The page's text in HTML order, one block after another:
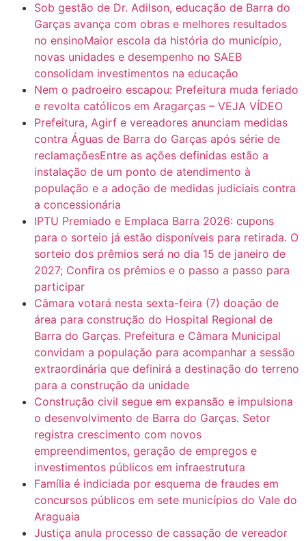
Sob gestão de Dr. Adilson, educação de Barra do
Garças avança com obras e melhores resultados
no ensinoMaior escola da história do município,
novas unidades e desempenho no SAEB
consolidam investimentos na educação
Nem o padroeiro escapou: Prefeitura muda feriado
e revolta católicos em Aragarças – VEJA VÍDEO
Prefeitura, Agirf e vereadores anunciam medidas
contra Águas de Barra do Garças após série de
reclamaçõesEntre as ações definidas estão a
instalação de um ponto de atendimento à
população e a adoção de medidas judiciais contra
a concessionária
IPTU Premiado e Emplaca Barra 2026: cupons
para o sorteio já estão disponíveis para retirada. O
sorteio dos prêmios será no dia 15 de janeiro de
2027; Confira os prêmios e o passo a passo para
participar
Câmara votará nesta sexta-feira (7) doação de
área para construção do Hospital Regional de
Barra do Garças. Prefeitura e Câmara Municipal
convidam a população para acompanhar a sessão
extraordinária que definirá a destinação do terreno
para a construção da unidade
Construção civil segue em expansão e impulsiona
o desenvolvimento de Barra do Garças. Setor
registra crescimento com novos
empreendimentos, geração de empregos e
investimentos públicos em infraestrutura
Família é indiciada por esquema de fraudes em
concursos públicos em sete municípios do Vale do
Araguaia
Justiça anula processo de cassação de vereador